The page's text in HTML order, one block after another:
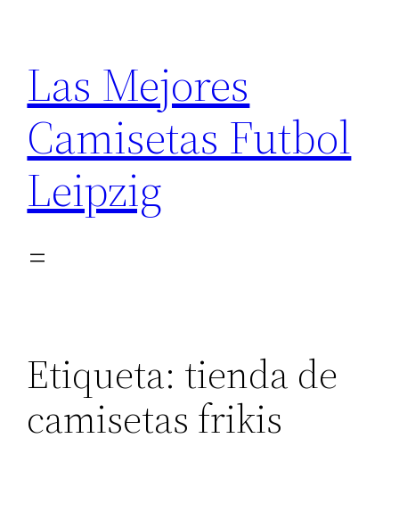
contenido
Las Mejores
Camisetas Futbol
Leipzig
Etiqueta: tienda de
camisetas frikis